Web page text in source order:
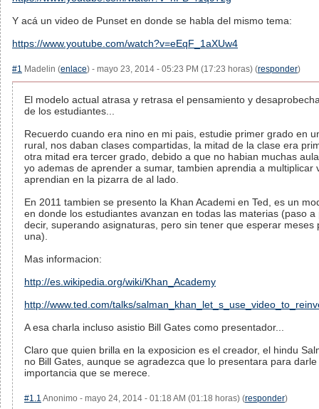
Y acá un video de Punset en donde se habla del mismo tema:
https://www.youtube.com/watch?v=eEqF_1aXUw4
#1 Madelin (enlace) - mayo 23, 2014 - 05:23 PM (17:23 horas) (responder)
El modelo actual atrasa y retrasa el pensamiento y
de los estudiantes...
Recuerdo cuando era nino en mi pais, estudie primer grado en
rural, nos daban clases compartidas, la mitad de la clase era
otra mitad era tercer grado, debido a que no habian muchas
yo ademas de aprender a sumar, tambien aprendia a multiplicar
aprendian en la pizarra de al lado.
En 2011 tambien se presento la Khan Academi en Ted, es un
en donde los estudiantes avanzan en todas las materias (paso a
decir, superando asignaturas, pero sin tener que esperar meses
una).
Mas informacion:
http://es.wikipedia.org/wiki/Khan_Academy
http://www.ted.com/talks/
A esa charla incluso asistio Bill Gates como presentador...
Claro que quien brilla en la exposicion es el creador, el hindu
no Bill Gates, aunque se agradezca que lo presentara para darle
importancia que se merece.
#1.1 Anonimo - mayo 24, 2014 - 01:18 AM (01:18 horas) (responder)